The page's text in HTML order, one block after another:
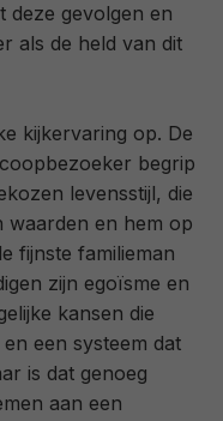
deze gevolgen en
als de held van dit
kijkervaring op. De
begrip
levensstijl, die
waarden en hem op
fijnste familieman
zijn egoïsme en
kansen die
een systeem dat
is dat genoeg
aan een